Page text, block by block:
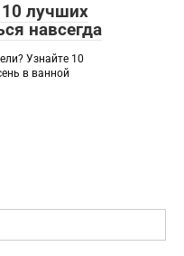
лучших
навсегда
Узнайте 10
в ванной